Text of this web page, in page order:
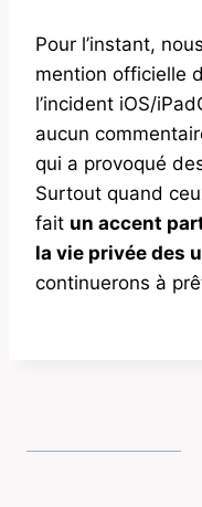
Pour l’instant,
mention officielle
l’incident iOS/
aucun
qui a provoqué
Surtout quand
fait un accent
la vie privée des
continuerons à